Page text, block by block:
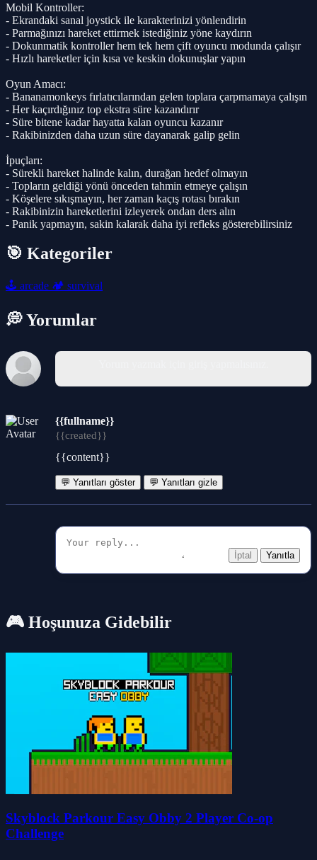
Mobil Kontroller:
- Ekrandaki sanal joystick ile karakterinizi yönlendirin
- Parmağınızı hareket ettirmek istediğiniz yöne kaydırın
- Dokunmatik kontroller hem tek hem çift oyuncu modunda çalışır
- Hızlı hareketler için kısa ve keskin dokunuşlar yapın
Oyun Amacı:
- Bananamonkeys fırlatıcılarından gelen toplara çarpmamaya çalışın
- Her kaçırdığınız top ekstra süre kazandırır
- Süre bitene kadar hayatta kalan oyuncu kazanır
- Rakibinizden daha uzun süre dayanarak galip gelin
İpuçları:
- Sürekli hareket halinde kalın, durağan hedef olmayın
- Topların geldiği yönü önceden tahmin etmeye çalışın
- Köşelere sıkışmayın, her zaman kaçış rotası bırakın
- Rakibinizin hareketlerini izleyerek ondan ders alın
- Panik yapmayın, sakin kalarak daha iyi refleks gösterebilirsiniz
🎯 Kategoriler
🕹️ arcade 🏕️ survival
💭 Yorumlar
{{fullname}}
{{created}}
{{content}}
💬 Yanıtları göster 💬 Yanıtları gizle
İptal Yanıtla
🎮 Hoşunuza Gidebilir
Skyblock Parkour Easy Obby 2 Player Co-op
Challenge